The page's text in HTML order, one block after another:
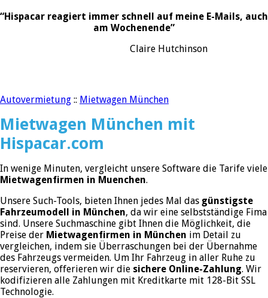
“Hispacar reagiert immer schnell auf meine E-Mails, auch
am Wochenende”
Claire Hutchinson
Autovermietung :: Mietwagen München
Mietwagen München mit
Hispacar.com
In wenige Minuten, vergleicht unsere Software die Tarife viele
Mietwagenfirmen in Muenchen.
Unsere Such-Tools, bieten Ihnen jedes Mal das günstigste
Fahrzeumodell in München, da wir eine selbstständige Fima
sind. Unsere Suchmaschine gibt Ihnen die Möglichkeit, die
Preise der Mietwagenfirmen in München im Detail zu
vergleichen, indem sie Überraschungen bei der Übernahme
des Fahrzeugs vermeiden. Um Ihr Fahrzeug in aller Ruhe zu
reservieren, offerieren wir die sichere Online-Zahlung. Wir
kodifizieren alle Zahlungen mit Kreditkarte mit 128-Bit SSL
Technologie.